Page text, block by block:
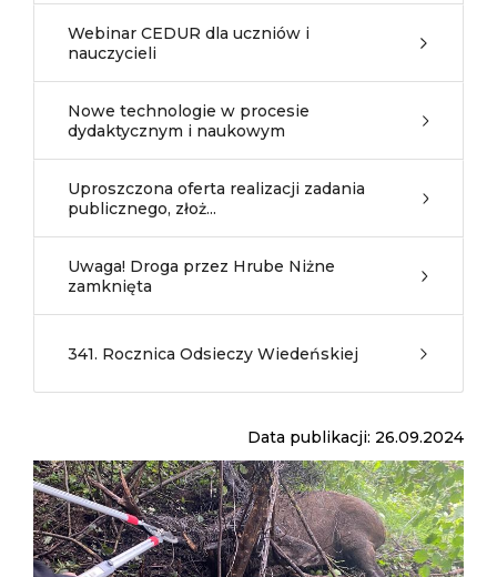
Webinar CEDUR dla uczniów i
nauczycieli
Nowe technologie w procesie
dydaktycznym i naukowym
Uproszczona oferta realizacji zadania
publicznego, złoż...
Uwaga! Droga przez Hrube Niżne
zamknięta
341. Rocznica Odsieczy Wiedeńskiej
Data publikacji: 26.09.2024